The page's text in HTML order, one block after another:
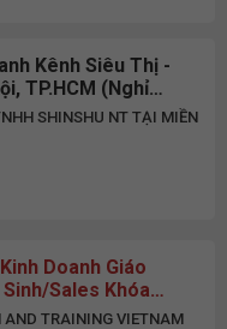
Kênh Siêu Thị -
TP.HCM (Nghỉ
SHINSHU NT TẠI MIỀN
Doanh Giáo
Sales Khóa
Nhập Upto 30M
AND TRAINING VIETNAM